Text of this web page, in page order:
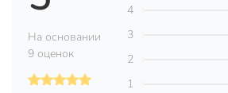
Цвет
Артикул производителя
На основании
9 оценок
4
3
2
1